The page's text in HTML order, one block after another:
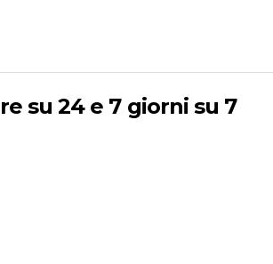
su 24 e 7 giorni su 7